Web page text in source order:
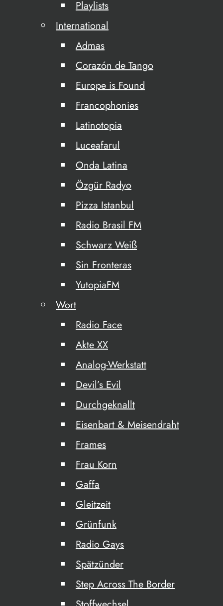
Playlists
International
Admas
Corazón de Tango
Europe is Found
Francophonies
Latinotopia
Luceafarul
Onda Latina
Özgür Radyo
Pizza Istanbul
Radio Brasil FM
Schwarz Weiß
Sin Fronteras
YutopiaFM
Wort
Radio Face
Akte XX
Analog-Werkstatt
Devil’s Evil
Durchgeknallt
Eisenbart & Meisendraht
Frames
Frau Korn
Gaffa
Gleitzeit
Grünfunk
Radio Gays
Spätzünder
Step Across The Border